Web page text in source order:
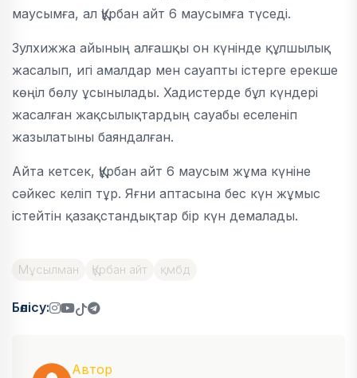
маусымға, ал Құрбан айт 6 маусымға түседі.
Зулхижжа айының алғашқы он күнінде құлшылық
жасалып, игі амалдар мен сауапты істерге ерекше
көңіл бөлу ұсынылады. Хадистерде бұл күндері
жасалған жақсылықтардың сауабы еселеніп
жазылатыны баяндалған.
Айта кетсек, Құрбан айт 6 маусым жұма күніне
сәйкес келіп тұр. Яғни аптасына бес күн жұмыс
істейтін қазақстандықтар бір күн демалады.
Мұсылман Құрбан айт қмбд
Бөлісу:
Автор